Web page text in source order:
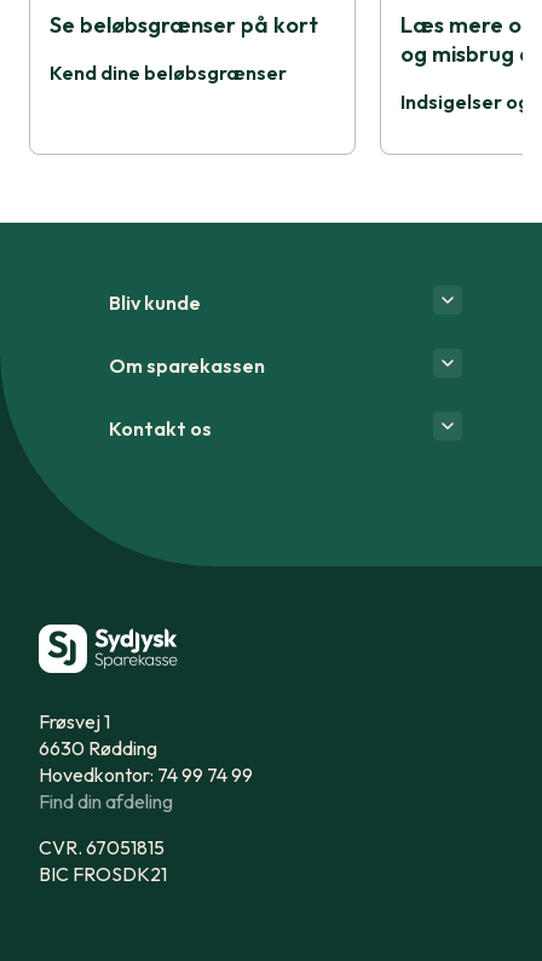
Se beløbsgrænser på kort
Kend dine beløbsgrænser
Læs mere
og misbrug
Indsigelser og
Bliv kunde
Om sparekassen
Kontakt os
Frøsvej 1
6630 Rødding
Hovedkontor: 74 99 74 99
Find din afdeling
CVR. 67051815
BIC FROSDK21